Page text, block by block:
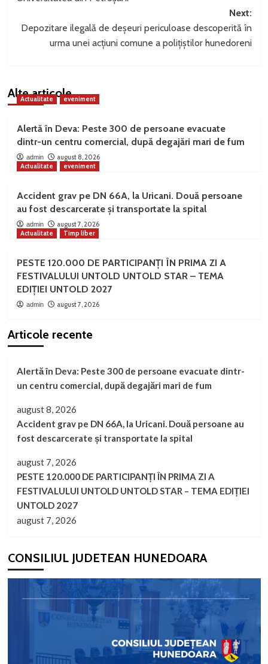
Next:
Depozitare ilegală de deșeuri periculoase descoperită în
urma unei acțiuni comune a polițiștilor hunedoreni
Alte articole
Actualitate eveniment
Alertă în Deva: Peste 300 de persoane evacuate
dintr-un centru comercial, după degajări mari de fum
admin
august 8, 2026
Actualitate
eveniment
Accident grav pe DN 66A, la Uricani. Două persoane
au fost descarcerate și transportate la spital
admin
august 7, 2026
Actualitate
Timp liber
PESTE 120.000 DE PARTICIPANȚI ÎN PRIMA ZI A
FESTIVALULUI UNTOLD UNTOLD STAR – TEMA
EDIȚIEI UNTOLD 2027
admin august 7, 2026
Articole recente
Alertă în Deva: Peste 300 de persoane evacuate dintr-
un centru comercial, după degajări mari de fum
august 8, 2026
Accident grav pe DN 66A, la Uricani. Două persoane au
fost descarcerate și transportate la spital
august 7, 2026
PESTE 120.000 DE PARTICIPANȚI ÎN PRIMA ZI A
FESTIVALULUI UNTOLD UNTOLD STAR – TEMA EDIȚIEI
UNTOLD 2027
august 7, 2026
CONSILIUL JUDETEAN HUNEDOARA